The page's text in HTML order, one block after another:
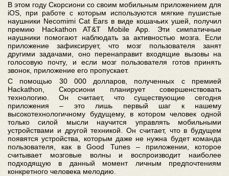
В этом году Скорсиони со своим мобильным приложением для
iOS, при работе с которым используются мягкие пушистые
наушники Necomimi Cat Ears в виде кошачьих ушей, получил
премию Hackathon AT&T Mobile App. Эти симпатичные
наушники помогают наблюдать за активностью мозга. Если
приложение зафиксирует, что мозг пользователя занят
другими задачами, оно перенаправит входящие вызовы на
голосовую почту, и если мозг пользователя готов принять
звонок, приложение его пропускает.
С помощью 30 000 долларов, полученных с премией
Hackathon, Скорсиони планирует совершенствовать
технологию. Он считает, что существующие сегодня
приложения – это лишь первый шаг к нашему
высокотехнологичному будущему, в котором человек одной
только силой мысли научится управлять мобильными
устройствами и другой техникой. Он считает, что в будущем
появятся устройства, которым даже не нужна будет команда
пользователя, как в Good Tunes – приложении, которое
считывает мозговые волны и воспроизводит наиболее
подходящую в данный момент личным предпочтениям
конкретного человека мелодию.